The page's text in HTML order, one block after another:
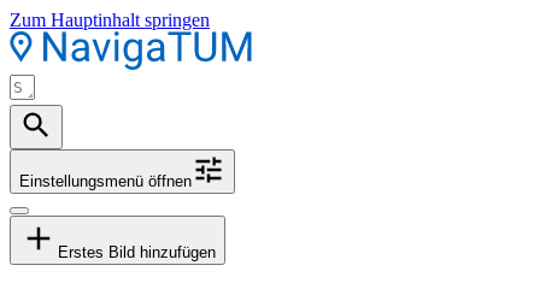
Zum Hauptinhalt springen
Einstellungsmenü öffnen
Erstes Bild hinzufügen